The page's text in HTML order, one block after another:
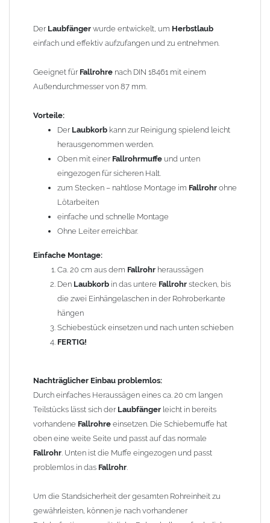
Durch einfaches Heraussägen eines ca. 20 cm langen Teilstücks
lässt sich derLaubfänger leicht in bereits vorhandeneFallrohre
einsetzen. Die Schiebemuffe hat oben eine weite Seite und passt
auf das normaleFallrohr. Unten ist die Muffe eingezogen und
passt problemlos in dasFallrohr.
Um die Standsicherheit der gesamten Rohreinheit zu
gewährleisten, können je nach vorhandener Rohrbefestigung
zusätzliche Rohrschellen erforderlich sein. Dabei ist zu
Der Laubfänger wurde entwickelt, um Herbstlaub
einfach und effektiv aufzufangen und zu entnehmen.
Geeignet für Fallrohre nach DIN 18461 mit einem
Außendurchmesser von 87 mm.
Vorteile:
Der Laubkorb kann zur Reinigung spielend leicht
herausgenommen werden.
Oben mit einer Fallrohrmuffe und unten
eingezogen für sicheren Halt.
zum Stecken – nahtlose Montage im Fallrohr ohne
Lötarbeiten
einfache und schnelle Montage
Ohne Leiter erreichbar.
Einfache Montage:
Ca. 20 cm aus dem Fallrohr heraussägen
Den Laubkorb in das untere Fallrohr stecken, bis
die zwei Einhängelaschen in der Rohroberkante
hängen
Schiebestück einsetzen und nach unten schieben
FERTIG!
Nachträglicher Einbau problemlos:
Durch einfaches Heraussägen eines ca. 20 cm langen
Teilstücks lässt sich der Laubfänger leicht in bereits
vorhandene Fallrohre einsetzen. Die Schiebemuffe hat
oben eine weite Seite und passt auf das normale
Fallrohr. Unten ist die Muffe eingezogen und passt
problemlos in das Fallrohr.
Um die Standsicherheit der gesamten Rohreinheit zu
gewährleisten, können je nach vorhandener